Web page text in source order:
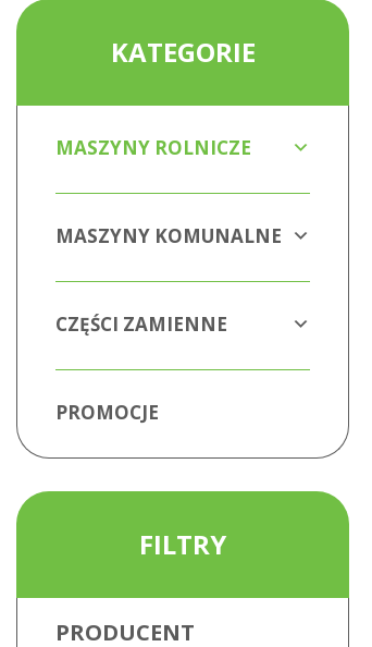
KATEGORIE
MASZYNY ROLNICZE
MASZYNY KOMUNALNE
CZĘŚCI ZAMIENNE
PROMOCJE
FILTRY
PRODUCENT